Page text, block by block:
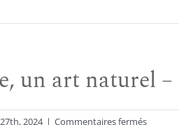
un art naturel –
2024 | Commentaires ferméssur